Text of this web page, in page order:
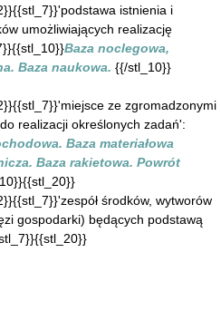
istnienia i
umożliwiających realizację
Baza noclegowa,
Baza naukowa. {{/stl_10}}
ze zgromadzonymi
realizacji określonych zadań':
Baza materiałowa
Baza rakietowa. Powrót
środków, wytworów
gospodarki) będących podstawą